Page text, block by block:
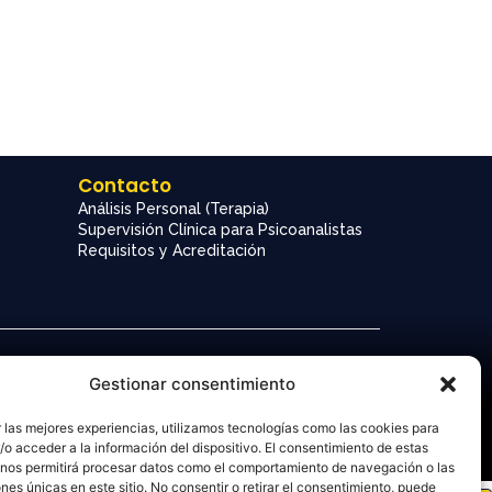
Gestionar consentimiento
las mejores experiencias, utilizamos tecnologías como las cookies para
o acceder a la información del dispositivo. El consentimiento de estas
permitirá procesar datos como el comportamiento de navegación o las
únicas en este sitio. No consentir o retirar el consentimiento, puede
Contacto
Análisis Personal (Terapia)
Supervisión Clínica para Psicoanalistas
Requisitos y Acreditación